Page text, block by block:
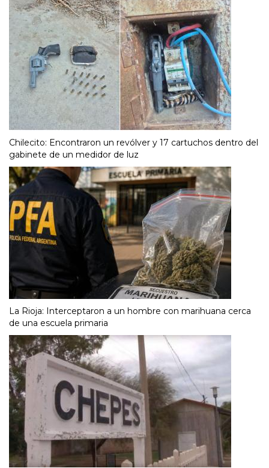
Chilecito: Encontraron un revólver y 17 cartuchos dentro del
gabinete de un medidor de luz
La Rioja: Interceptaron a un hombre con marihuana cerca
de una escuela primaria